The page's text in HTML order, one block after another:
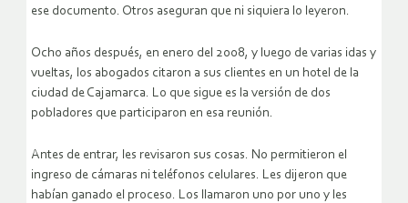
ese documento. Otros aseguran que ni siquiera lo leyeron.
Ocho años después, en enero del 2008, y luego de varias idas y
vueltas, los abogados citaron a sus clientes en un hotel de la
ciudad de Cajamarca. Lo que sigue es la versión de dos
pobladores que participaron en esa reunión.
Antes de entrar, les revisaron sus cosas. No permitieron el
ingreso de cámaras ni teléfonos celulares. Les dijeron que
habían ganado el proceso. Los llamaron uno por uno y les